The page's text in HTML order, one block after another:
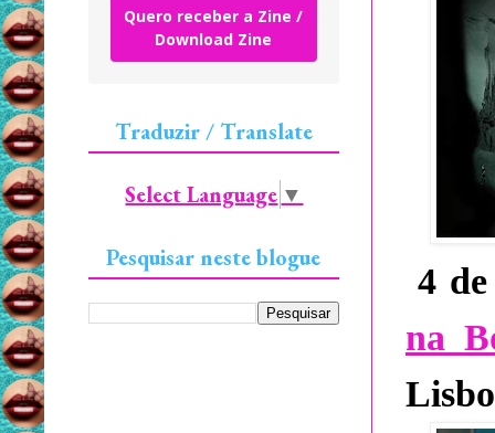
4
na
Quero receber a Zine /
Download Zine
Traduzir / Translate
Select Language ▼
Pesquisar neste blogue